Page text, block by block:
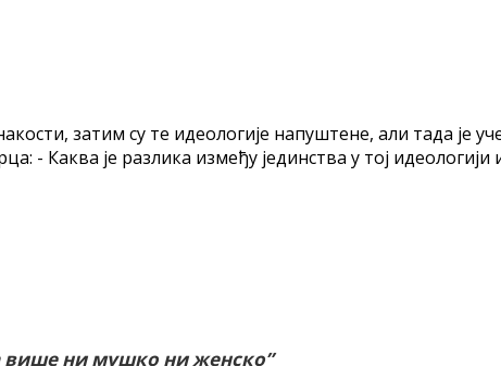
затим су те идеологије напуштене, али тада је
- Каква је разлика између јединства у тој идеологији
више ни мушко ни женско”